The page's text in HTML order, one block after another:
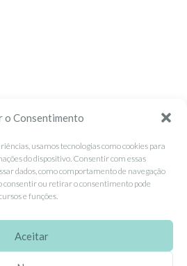
o Consentimento
usamos tecnologias como cookies para
do dispositivo. Consentir com essas
dados, como comportamento de navegação
consentir ou retirar o consentimento pode
e funções.
Aceitar